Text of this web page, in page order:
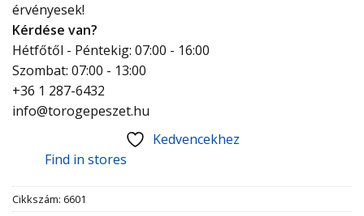
érvényesek!
Kérdése van?
Hétfőtől - Péntekig: 07:00 - 16:00
Szombat: 07:00 - 13:00
+36 1 287-6432
info@torogepeszet.hu
Kedvencekhez
Find in stores
Cikkszám: 6601